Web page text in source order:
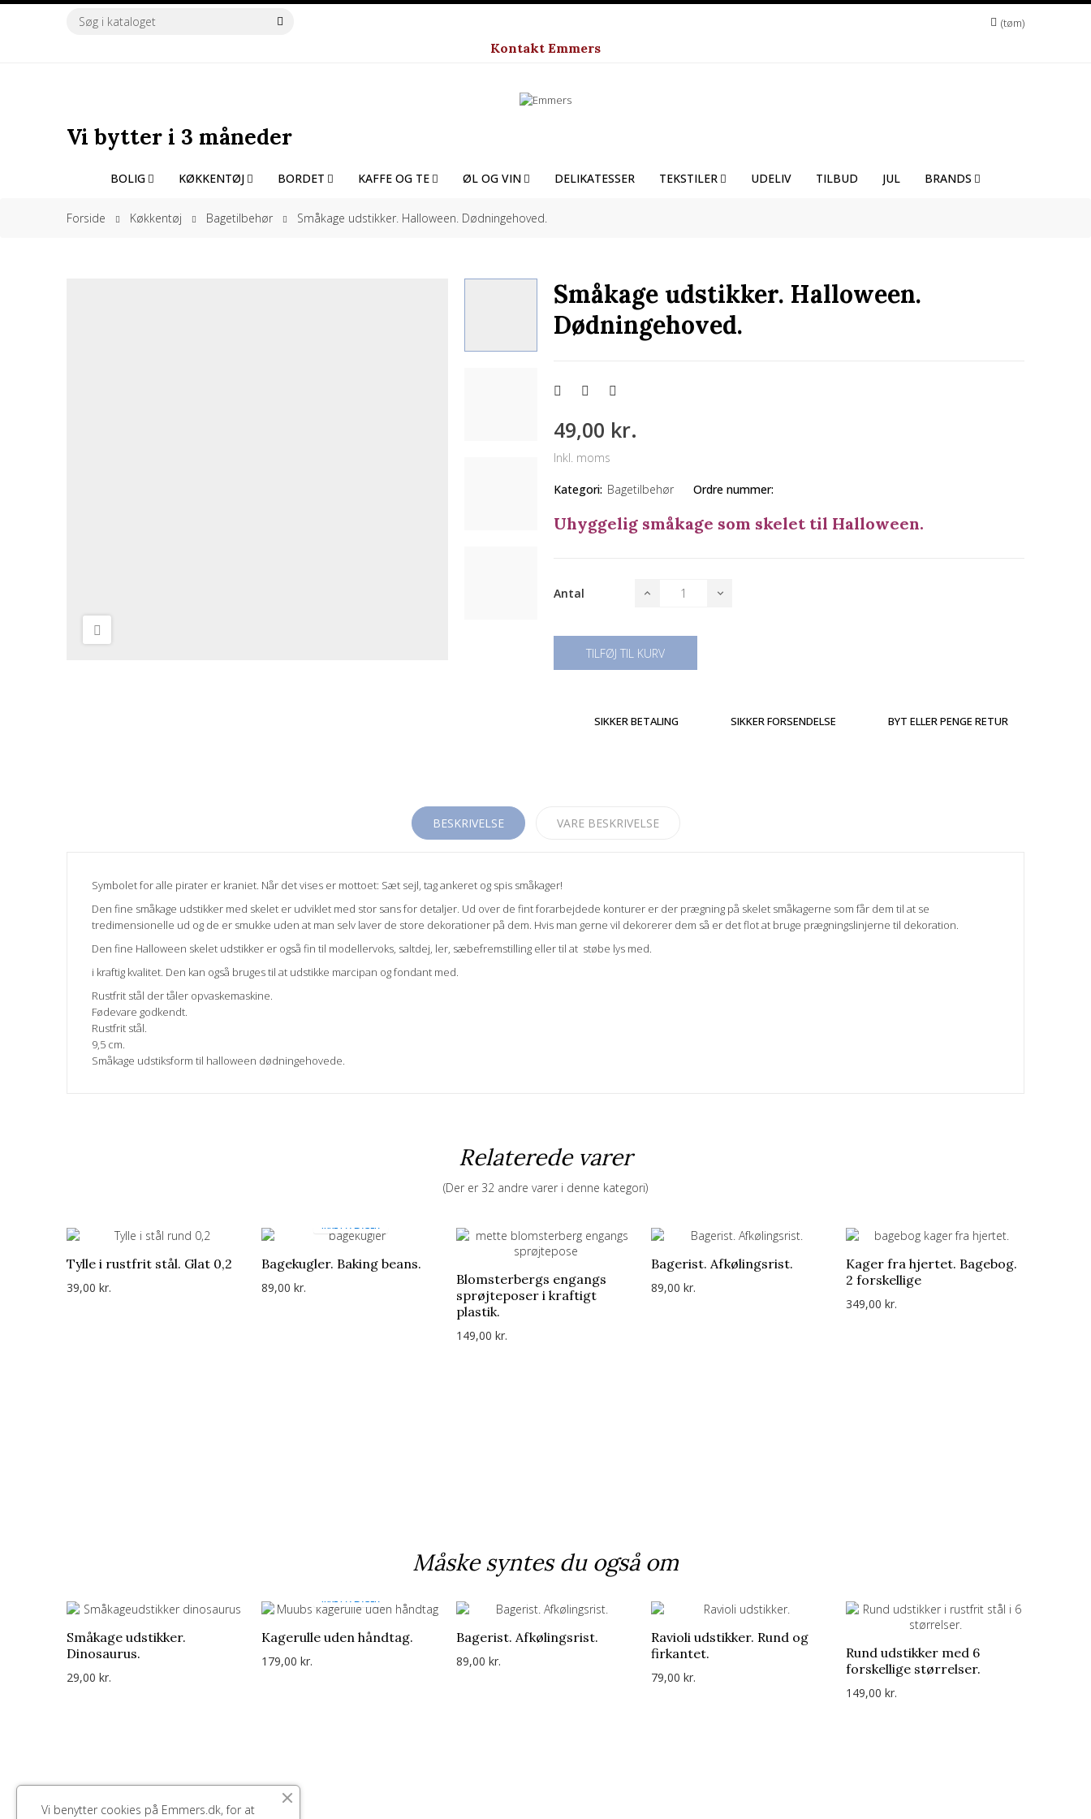
tøm
Kontakt Emmers
Vi bytter i 3 måneder
Altid lav fragt
BOLIG KØKKENTØJ BORDET KAFFE OG TE ØL OG VIN DELIKATESSER TEKSTILER UDELIV TILBUD JUL BRANDS
Forside Køkkentøj Bagetilbehør Småkage udstikker. Halloween. Dødningehoved.
Småkage udstikker. Halloween.
Dødningehoved.
49,00 kr.
Inkl. moms
Kategori: Bagetilbehør Ordre nummer:
Uhyggelig småkage som skelet til Halloween.
Antal
TILFØJ TIL KURV
SIKKER BETALING SIKKER FORSENDELSE BYT ELLER PENGE RETUR
BESKRIVELSE VARE BESKRIVELSE
Symbolet for alle pirater er kraniet. Når det vises er mottoet: Sæt sejl, tag ankeret og spis småkager!
Den fine småkage udstikker med skelet er udviklet med stor sans for detaljer. Ud over de fint forarbejdede konturer er der prægning på skelet småkagerne som får dem til at se
tredimensionelle ud og de er smukke uden at man selv laver de store dekorationer på dem. Hvis man gerne vil dekorerer dem så er det flot at bruge prægningslinjerne til dekoration.
Den fine Halloween skelet udstikker er også fin til modellervoks, saltdej, ler, sæbefremstilling eller til at støbe lys med.
i kraftig kvalitet. Den kan også bruges til at udstikke marcipan og fondant med.
Rustfrit stål der tåler opvaskemaskine.
Fødevare godkendt.
Rustfrit stål.
9,5 cm.
Småkage udstiksform til halloween dødningehovede.
Relaterede varer
(Der er 32 andre varer i denne kategori)
Tylle i rustfrit stål. Glat 0,2
39,00 kr.
IKKE PÅ LAGER
Bagekugler. Baking beans.
89,00 kr.
Blomsterbergs engangs
sprøjteposer i kraftigt
plastik.
149,00 kr.
Bagerist. Afkølingsrist.
89,00 kr.
Kager fra hjertet. Bagebog.
2 forskellige
349,00 kr.
Måske syntes du også om
Småkage udstikker.
Dinosaurus.
29,00 kr.
IKKE PÅ LAGER
Kagerulle uden håndtag.
179,00 kr.
Bagerist. Afkølingsrist.
89,00 kr.
Ravioli udstikker. Rund og
firkantet.
79,00 kr.
Rund udstikker med 6
forskellige størrelser.
149,00 kr.
Vi benytter cookies på Emmers.dk, for at